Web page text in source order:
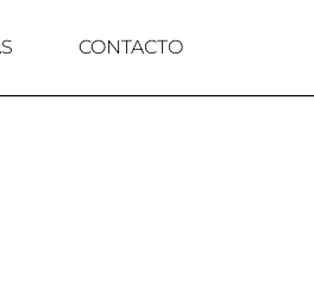
CONTACTO